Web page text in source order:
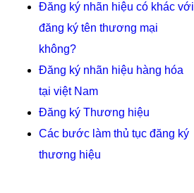
Đăng ký nhãn hiệu có khác với
đăng ký tên thương mại
không?
Đăng ký nhãn hiệu hàng hóa
tại việt Nam
Đăng ký Thương hiệu
Các bước làm thủ tục đăng ký
thương hiệu